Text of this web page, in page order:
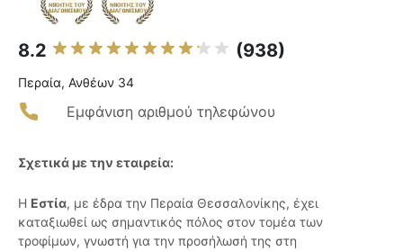
8.2 (938)
Περαία, Ανθέων 34
Εμφάνιση αριθμού τηλεφώνου
Σχετικά με την εταιρεία:
Η Εστία, με έδρα την Περαία Θεσσαλονίκης, έχει
καταξιωθεί ως σημαντικός πόλος στον τομέα των
τροφίμων, γνωστή για την προσήλωσή της στη